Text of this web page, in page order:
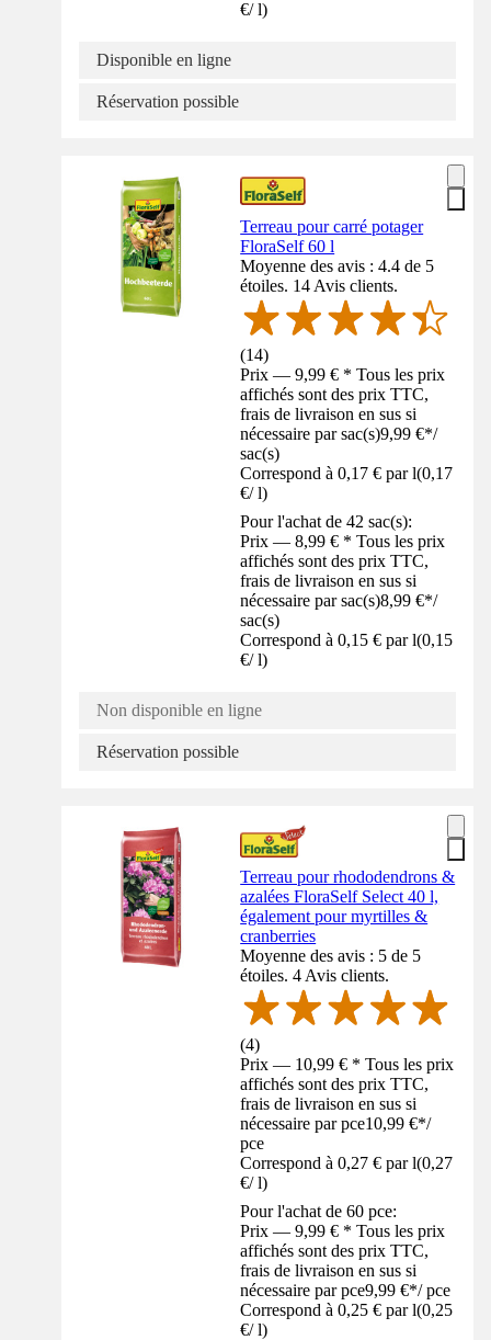
€/ l)
Disponible en ligne
Réservation possible
Terreau pour carré potager
FloraSelf 60 l
Moyenne des avis : 4.4 de 5
étoiles. 14 Avis clients.
(14)
Prix — 9,99 € * Tous les prix
affichés sont des prix TTC,
frais de livraison en sus si
nécessaire par sac(s)9,99 €*/
sac(s)
Correspond à 0,17 € par l(0,17
€/ l)
Pour l'achat de 42 sac(s):
Prix — 8,99 € * Tous les prix
affichés sont des prix TTC,
frais de livraison en sus si
nécessaire par sac(s)8,99 €*/
sac(s)
Correspond à 0,15 € par l(0,15
€/ l)
Non disponible en ligne
Réservation possible
Terreau pour rhododendrons &
azalées FloraSelf Select 40 l,
également pour myrtilles &
cranberries
Moyenne des avis : 5 de 5
étoiles. 4 Avis clients.
(4)
Prix — 10,99 € * Tous les prix
affichés sont des prix TTC,
frais de livraison en sus si
nécessaire par pce10,99 €*/
pce
Correspond à 0,27 € par l(0,27
€/ l)
Pour l'achat de 60 pce:
Prix — 9,99 € * Tous les prix
affichés sont des prix TTC,
frais de livraison en sus si
nécessaire par pce9,99 €*/ pce
Correspond à 0,25 € par l(0,25
€/ l)